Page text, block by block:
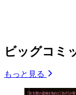
ビッグコミ
もっと見る